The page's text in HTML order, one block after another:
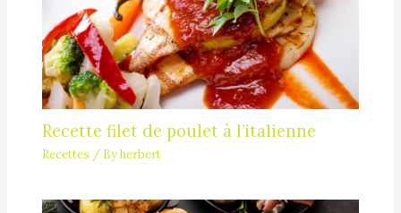
Recette filet de poulet à l’italienne
Recettes / Byherbert